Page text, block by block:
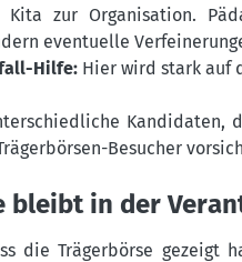
Kita zur Organisation.
eventuelle
Hilfe: Hier wird stark auf
Kandidaten,
Besucher
bleibt in der
die Trägerbörse gezeigt